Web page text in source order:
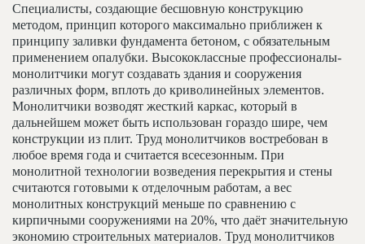
Специалисты, создающие бесшовную конструкцию
методом, принцип которого максимально приближен к
принципу заливки фундамента бетоном, с обязательным
применением опалубки. Высококлассные профессионалы-
монолитчики могут создавать здания и сооружения
различных форм, вплоть до криволинейных элементов.
Монолитчики возводят жесткий каркас, который в
дальнейшем может быть использован гораздо шире, чем
конструкции из плит. Труд монолитчиков востребован в
любое время года и считается всесезонным. При
монолитной технологии возведения перекрытия и стены
считаются готовыми к отделочным работам, а вес
монолитных конструкций меньше по сравнению с
кирпичными сооружениями на 20%, что даёт значительную
экономию строительных материалов. Труд монолитчиков